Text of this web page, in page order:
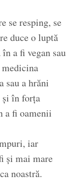
se resping, se
duce o luptă
a fi vegan sau
medicina
sau a hrăni
în forța
a fi oamenii
iar
și mai mare
noastră.